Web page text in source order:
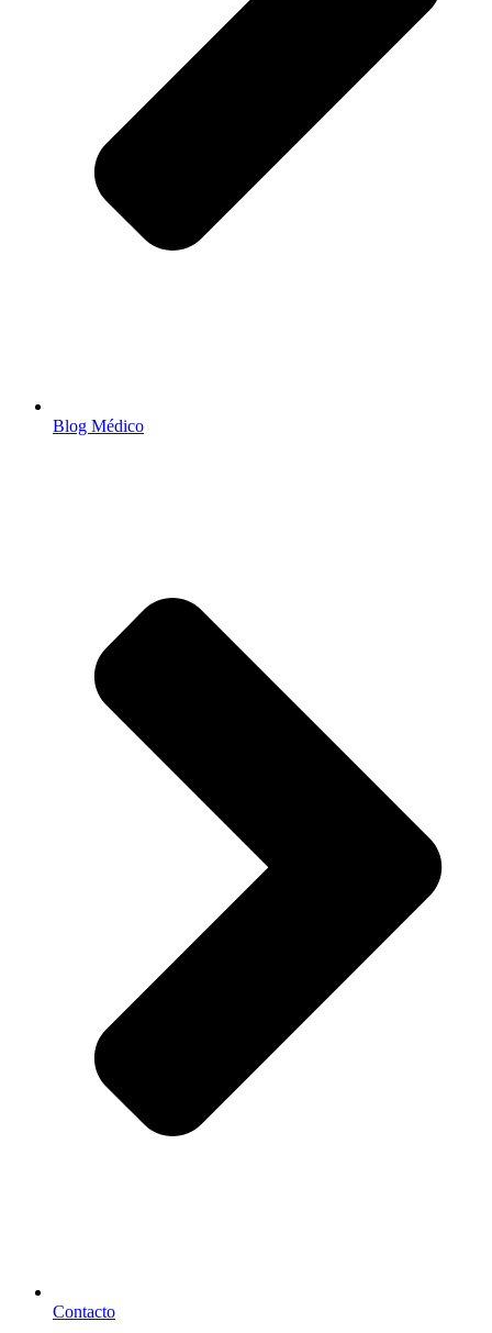
Blog Médico
Contacto